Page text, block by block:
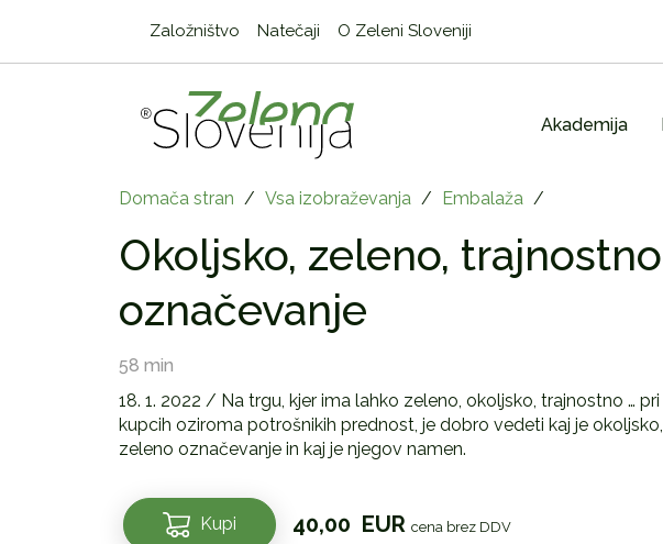
Založništvo Natečaji O Zeleni Sloveniji
Akademija
Domača stran / Vsa izobraževanja / Embalaža /
Okoljsko, zeleno, trajnostno
označevanje
58 min
18. 1. 2022 / Na trgu, kjer ima lahko zeleno, okoljsko, trajnostno … pri
kupcih oziroma potrošnikih prednost, je dobro vedeti kaj je okoljsko,
zeleno označevanje in kaj je njegov namen.
Okoljsko,
zeleno,
Kupi 40,00 EUR cena brez DDV